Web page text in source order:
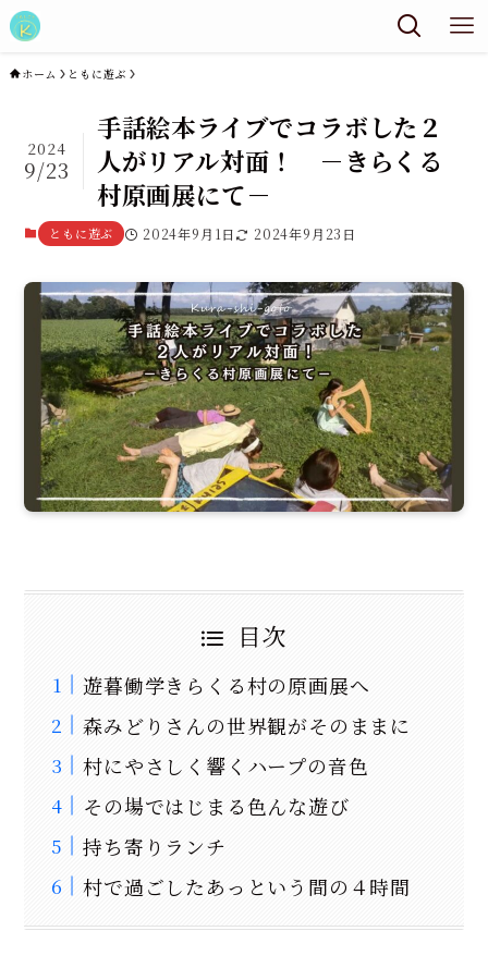
ホーム ともに遊ぶ
手話絵本ライブでコラボした２
人がリアル対面！ －きらくる
村原画展にて－
2024
9/23
ともに遊ぶ 2024年9月1日 2024年9月23日
目次
遊暮働学きらくる村の原画展へ
森みどりさんの世界観がそのままに
村にやさしく響くハープの音色
その場ではじまる色んな遊び
持ち寄りランチ
村で過ごしたあっという間の４時間